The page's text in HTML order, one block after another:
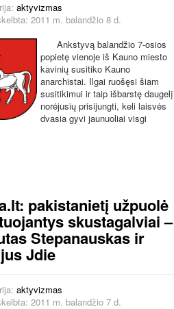
aktyvizmas
2011 m. balandžio 8 d.
Ankstyvą balandžio 7-osios
popietę vienoje iš Kauno miesto
kavinių susitiko Kauno
anarchistai. Ilgai ruošęsi šiam
susitikimui ir taip išbarstę daugelį
norėjusių prisijungti, keli laisvės
dvasia gyvi jaunuoliai visgi
pakistanietį užpuolė
skustagalviai –
Stepanauskas ir
Jdie
aktyvizmas
2011 m. balandžio 7 d.